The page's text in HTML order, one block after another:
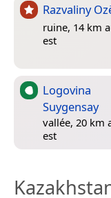
Razvaliny
ruine, 14 km
est
Logovina
Suygensay
vallée, 20 km
est